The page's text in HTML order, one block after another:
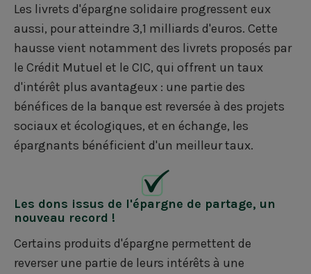
Les livrets d'épargne solidaire progressent eux
aussi, pour atteindre 3,1 milliards d'euros. Cette
hausse vient notamment des livrets proposés par
le Crédit Mutuel et le CIC, qui offrent un taux
d'intérêt plus avantageux : une partie des
bénéfices de la banque est reversée à des projets
sociaux et écologiques, et en échange, les
épargnants bénéficient d'un meilleur taux.
Les dons issus de l'épargne de partage, un
nouveau record !
Certains produits d'épargne permettent de
reverser une partie de leurs intérêts à une